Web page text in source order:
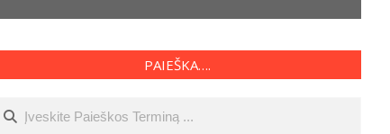
PAIEŠKA….
Ieškoti